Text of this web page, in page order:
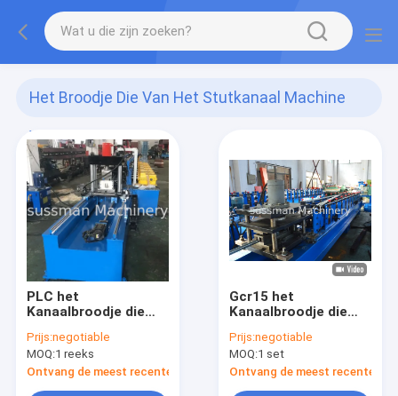
Het Broodje Die Van Het Stutkanaal Machine
Vormen
(70)
PLC het
Kanaalbroodje die
Controleversnellingsbak
Gedreven Staal
Ingelast Stut
Machine vormen
Prijs:negotiable
MOQ:1 reeks
Ontvang de meest recente Prijs
Gcr15 het
Kanaalbroodje die
Zonnestut Machine
vormen
Prijs:negotiable
MOQ:1 set
Ontvang de meest recente